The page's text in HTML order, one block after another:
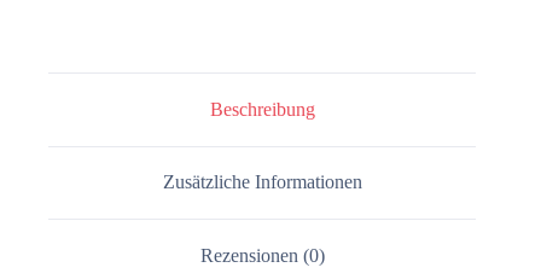
Beschreibung
Zusätzliche Informationen
Rezensionen (0)